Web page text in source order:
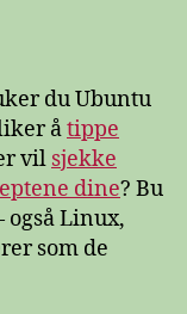
du Ubuntu
åtippe
vil sjekke
dine? Bu
også Linux,
som de